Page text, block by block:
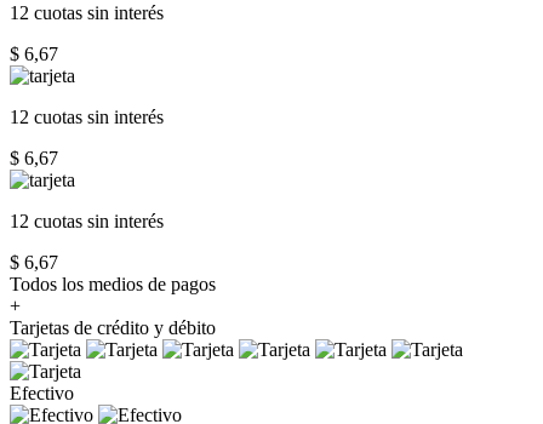
12 cuotas sin interés
$ 6,67
12 cuotas sin interés
$ 6,67
12 cuotas sin interés
$ 6,67
Todos los medios de pagos
+
Tarjetas de crédito y débito
Efectivo